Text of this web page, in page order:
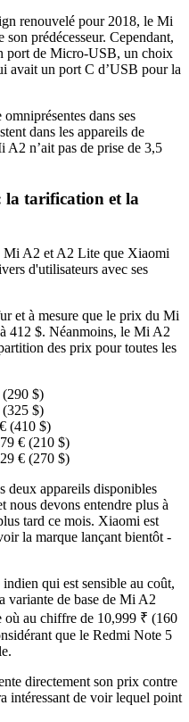
renouvelé pour 2018, le Mi
prédécesseur. Cependant,
port de Micro-USB, un choix
avait un port C d’USB pour la
dans ses
dans les appareils de
n’ait pas de prise de 3,5
tarification et la
Mi A2 et A2 Lite que Xiaomi
d'utilisateurs avec ses
et à mesure que le prix du Mi
412 $. Néanmoins, le Mi A2
des prix pour toutes les
$)
$)
(410 $)
€ (210 $)
€ (270 $)
deux appareils disponibles
nous devons entendre plus à
tard ce mois. Xiaomi est
la marque lançant bientôt -
qui est sensible au coût,
variante de base de Mi A2
où au chiffre de 10,999 ₹ (160
que le Redmi Note 5
directement son prix contre
intéressant de voir lequel point